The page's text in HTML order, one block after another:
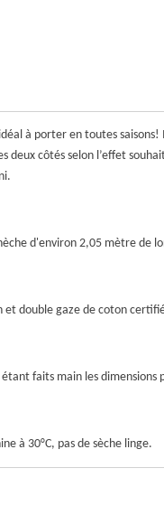
à porter en toutes
deux côtés selon l’effet
d'environ 2,05 mètre de
et double gaze de coton
étant faits main les
à 30°C, pas de sèche linge.